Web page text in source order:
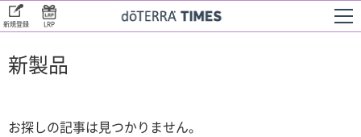
LRP
新規登録
新製品
お探しの記事は見つかりません。